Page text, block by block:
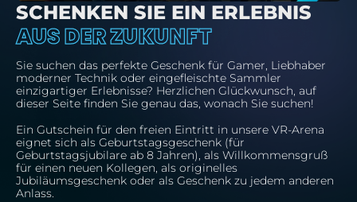
SCHENKEN SIE EIN ERLEBNIS
AUS DER ZUKUNFT
Sie suchen das perfekte Geschenk für Gamer, Liebhaber
moderner Technik oder eingefleischte Sammler
einzigartiger Erlebnisse? Herzlichen Glückwunsch, auf
dieser Seite finden Sie genau das, wonach Sie suchen!
Ein Gutschein für den freien Eintritt in unsere VR-Arena
eignet sich als Geburtstagsgeschenk (für
Geburtstagsjubilare ab 8 Jahren), als Willkommensgruß
für einen neuen Kollegen, als originelles
Jubiläumsgeschenk oder als Geschenk zu jedem anderen
Anlass.